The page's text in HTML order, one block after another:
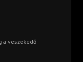
a veszekedő